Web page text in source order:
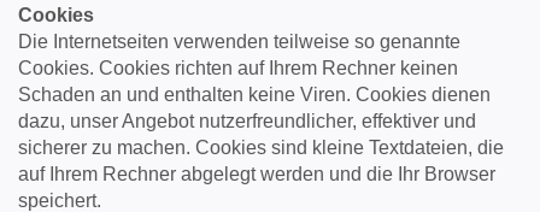
Cookies
Die Internetseiten verwenden teilweise so genannte
Cookies. Cookies richten auf Ihrem Rechner keinen
Schaden an und enthalten keine Viren. Cookies dienen
dazu, unser Angebot nutzerfreundlicher, effektiver und
sicherer zu machen. Cookies sind kleine Textdateien, die
auf Ihrem Rechner abgelegt werden und die Ihr Browser
speichert.